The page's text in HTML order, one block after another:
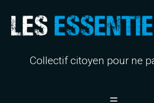
Collectif citoyen pour ne